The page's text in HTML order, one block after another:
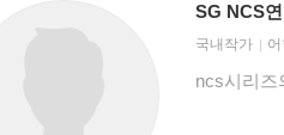
SG NCS
국내작가
ncs시리즈